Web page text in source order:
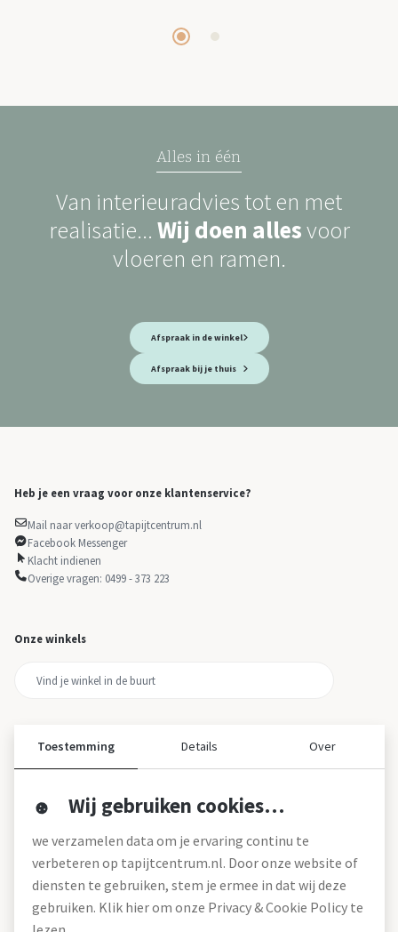
Alles in één
Van interieuradvies tot en met
realisatie... Wij doen allesvoor
vloeren en ramen.
Afspraak in de winkel
Afspraak bij je thuis
Heb je een vraag voor onze klantenservice?
Mail naar verkoop@tapijtcentrum.nl
Facebook Messenger
Klacht indienen
Overige vragen: 0499 - 373 223
Onze winkels
Over tapijtcentrum
Werken bij
Montageservice
Blog
Toestemming Details Over
Wij gebruiken cookies…
we verzamelen data om je ervaring continu te
verbeteren op tapijtcentrum.nl. Door onze website of
diensten te gebruiken, stem je ermee in dat wij deze
gebruiken. Klik hier om onze Privacy & Cookie Policy te